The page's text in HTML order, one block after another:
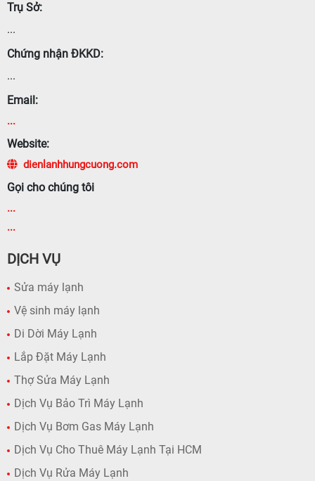
Trụ Sở:
...
Chứng nhận ĐKKD:
...
Email:
...
Website:
dienlanhhungcuong.com
Gọi cho chúng tôi
...
...
DỊCH VỤ
Sửa máy lạnh
Vệ sinh máy lạnh
Di Dời Máy Lạnh
Lắp Đặt Máy Lạnh
Thợ Sửa Máy Lạnh
Dịch Vụ Bảo Trì Máy Lạnh
Dịch Vụ Bơm Gas Máy Lạnh
Dịch Vụ Cho Thuê Máy Lạnh Tại HCM
Dịch Vụ Rửa Máy Lạnh